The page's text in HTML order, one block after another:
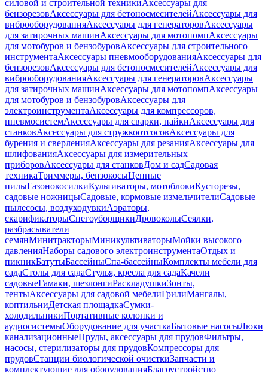
силовой и строительной техникиАксессуары для
бензорезовАксессуары для бетоносмесителейАксессуары для
виброоборудованияАксессуары для генераторовАксессуары
для затирочных машинАксессуары для мотопомпАксессуары
для мотобуров и бензобуровАксессуары для строительного
инструментаАксессуары пневмооборудованияАксессуары для
бензорезовАксессуары для бетоносмесителейАксессуары для
виброоборудованияАксессуары для генераторовАксессуары
для затирочных машинАксессуары для мотопомпАксессуары
для мотобуров и бензобуровАксессуары для
электроинструментаАксессуары для компрессоров,
пневмосистемАксессуары для сварки, пайкиАксессуары для
станковАксессуары для стружкоотсосовАксессуары для
бурения и сверленияАксессуары для резанияАксессуары для
шлифованияАксессуары для измерительных
приборовАксессуары для станковДом и садСадовая
техникаТриммеры, бензокосыЦепные
пилыГазонокосилкиКультиваторы, мотоблокиКусторезы,
садовые ножницыСадовые, кормовые измельчителиСадовые
пылесосы, воздуходувкиАэраторы,
скарификаторыСнегоуборщикиДровоколыСеялки,
разбрасыватели
семянМинитракторыМиникультиваторыМойки высокого
давленияНаборы садового электроинструментаОтдых и
пикникБатутыБассейныСпа-бассейныКомплекты мебели для
садаСтолы для садаСтулья, кресла для садаКачели
садовыеГамаки, шезлонгиРаскладушкиЗонты,
тентыАксессуары для садовой мебелиГрилиМангалы,
коптильниДетская площадкаСумки-
холодильникиПортативные колонки и
аудиосистемыОборудование для участкаБытовые насосыЛюки
канализационныеПруды, аксессуары для прудовФильтры,
насосы, стерилизаторы для прудовКомпрессоры для
прудовСтанции биологической очисткиЗапчасти и
комплектующие для оборудованияБлагоустройство